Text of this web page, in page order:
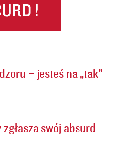
– jesteś na „tak”
swój absurd